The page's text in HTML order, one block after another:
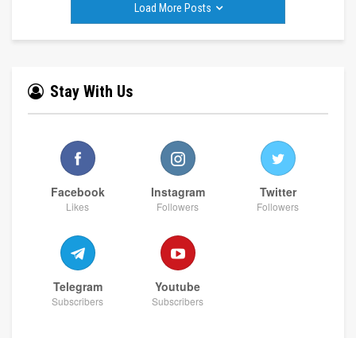
Load More Posts
Stay With Us
Facebook
Likes
Instagram
Followers
Twitter
Followers
Telegram
Subscribers
Youtube
Subscribers